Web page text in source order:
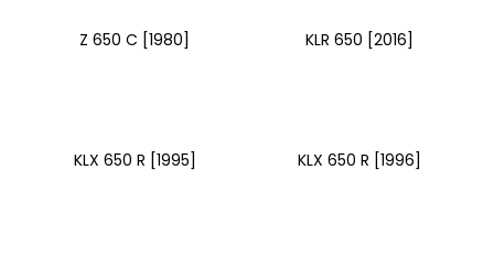
Z 650 C [1980] KLR 650 [2016]
KLX 650 R [1995] KLX 650 R [1996]